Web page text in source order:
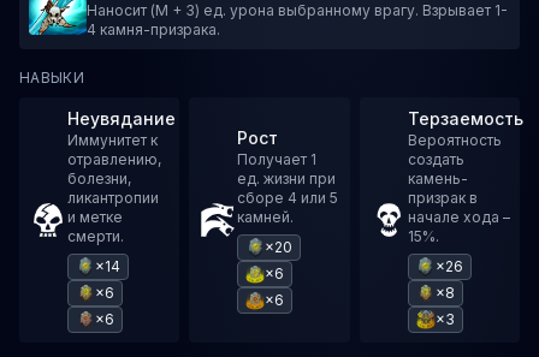
Наносит (M + 3) ед. урона выбранному врагу. Взрывает 1-
4 камня-призрака.
НАВЫКИ
Неувядание
Иммунитет к
отравлению,
болезни,
ликантропии
и метке
смерти.
×14
×6
×6
Рост
Получает 1
ед. жизни при
сборе 4 или 5
камней.
×20
×6
×6
Терзаемость
Вероятность
создать
камень-
призрак в
начале хода –
15%.
×26
×8
×3